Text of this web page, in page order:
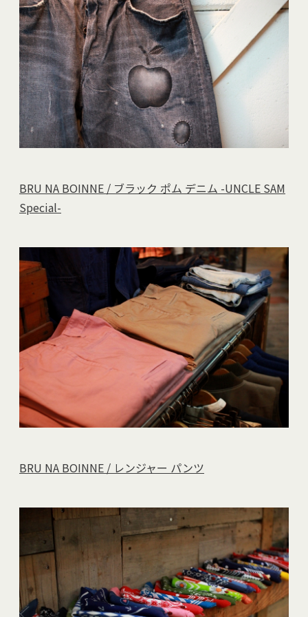
BRU NA BOINNE / ブラック ポム デニム -UNCLE SAM
Special-
BRU NA BOINNE / レンジャー パンツ